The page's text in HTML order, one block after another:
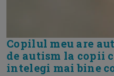
Copilul meu are
de autism la copii
intelegi mai bine